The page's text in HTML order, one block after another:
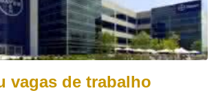
vagas de trabalho